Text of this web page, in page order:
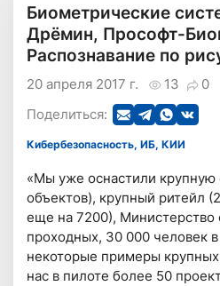
Биометрические
Дрёмин, Прософт-
Распознавание по
13 0
20 апреля 2017 г.
Поделиться:
Кибербезопасность, ИБ, КИИ
«Мы уже оснастили крупную
объектов), крупный ритейл
еще на 7200), Министерство
проходных, 30 000 человек
некоторые примеры
нас в пилоте более 50